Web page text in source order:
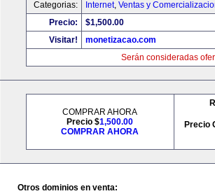
Categorias:
Internet, Ventas y
Precio:
$1,500.00
Visitar!
monetizacao.com
Serán consideradas
COMPRAR AHORA
Precio $1,500.00
COMPRAR AHORA
Precio
Otros dominios en venta: